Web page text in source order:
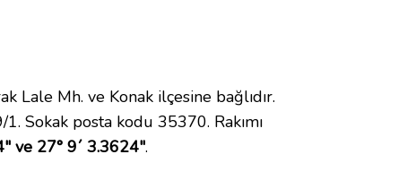
Mh. ve Konak ilçesine bağlıdır.
Sokak posta kodu 35370. Rakımı
ve 27° 9´ 3.3624".